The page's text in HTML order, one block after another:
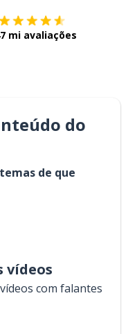
mi avaliações
do
de que
vídeos
com falantes